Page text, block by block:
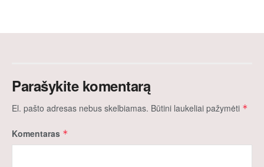
Parašykite komentarą
El. pašto adresas nebus skelbiamas. Būtini laukeliai pažymėti *
Komentaras *